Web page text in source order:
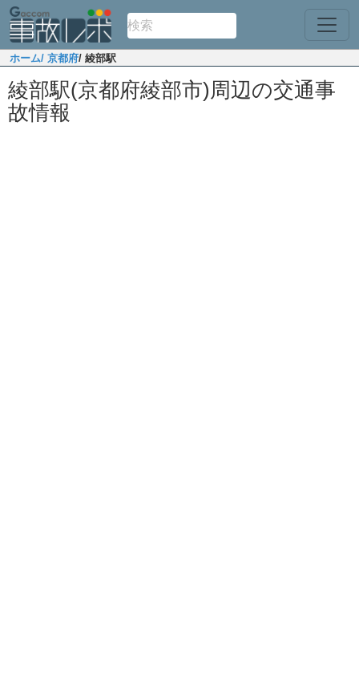
ホーム/ 京都府/ 綾部駅
綾部駅(京都府綾部市)周辺の交通事
故情報